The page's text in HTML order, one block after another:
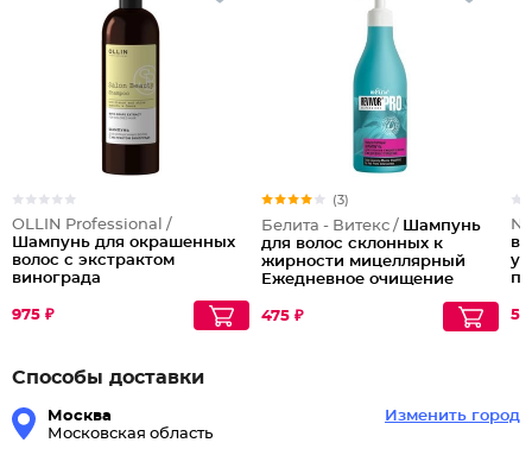
OLLIN Professional /
Шампунь для окрашенных
волос с экстрактом
винограда
975 ₽
(3)
Белита - Витекс / Шампунь
для волос склонных к
жирности мицеллярный
Ежедневное очищение
475 ₽
Способы доставки
Москва
Московская область
Изменить город